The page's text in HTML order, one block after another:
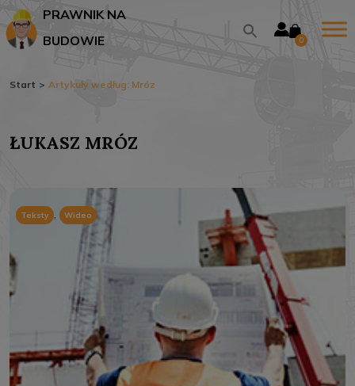
PRAWNIK NA
BUDOWIE
0
Start > Artykuły według: Mróz
ŁUKASZ MRÓZ
Teksty , Wideo